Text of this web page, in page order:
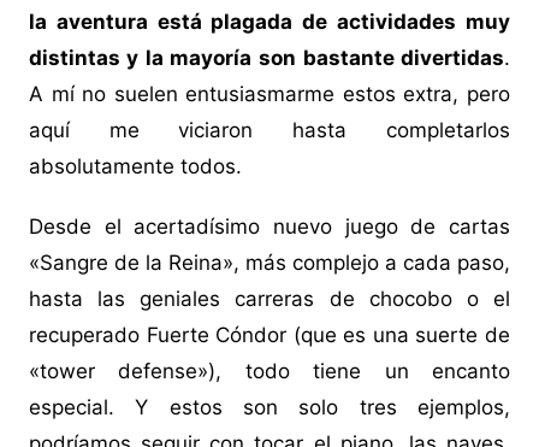
la aventura está plagada de actividades muy
distintas y la mayoría son bastante divertidas.
A mí no suelen entusiasmarme estos extra, pero
aquí me viciaron hasta completarlos
absolutamente todos.
Desde el acertadísimo nuevo juego de cartas
«Sangre de la Reina», más complejo a cada paso,
hasta las geniales carreras de chocobo o el
recuperado Fuerte Cóndor (que es una suerte de
«tower defense»), todo tiene un encanto
especial. Y estos son solo tres ejemplos,